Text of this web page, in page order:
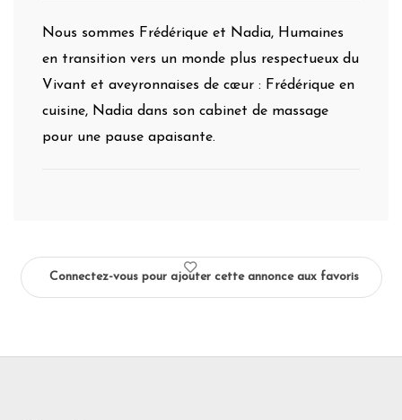
Nous sommes Frédérique et Nadia, Humaines
en transition vers un monde plus respectueux du
Vivant et aveyronnaises de cœur : Frédérique en
cuisine, Nadia dans son cabinet de massage
pour une pause apaisante.
Connectez-vous pour ajouter cette annonce aux favoris